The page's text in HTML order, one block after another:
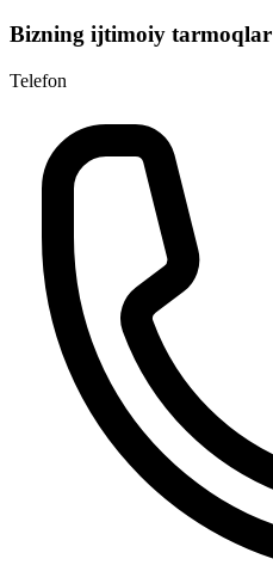
Bizning ijtimoiy tarmoqlar
Telefon